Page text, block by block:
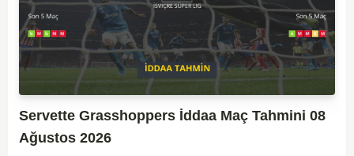
Servette Grasshoppers İddaa Maç Tahmini 08
Ağustos 2026